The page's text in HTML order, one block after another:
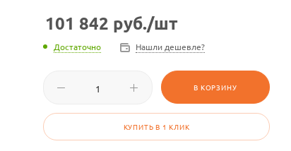
101 842 руб./шт
Достаточно Нашли дешевле?
В КОРЗИНУ
КУПИТЬ В 1 КЛИК